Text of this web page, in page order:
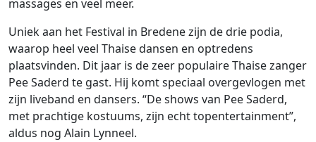
massages en veel meer.
Uniek aan het Festival in Bredene zijn de drie podia,
waarop heel veel Thaise dansen en optredens
plaatsvinden. Dit jaar is de zeer populaire Thaise zanger
Pee Saderd te gast. Hij komt speciaal overgevlogen met
zijn liveband en dansers. “De shows van Pee Saderd,
met prachtige kostuums, zijn echt topentertainment”,
aldus nog Alain Lynneel.